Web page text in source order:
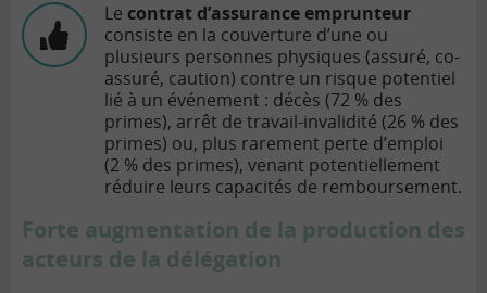
Le contrat d’assurance emprunteur
consiste en la couverture d’une ou
plusieurs personnes physiques (assuré, co-
assuré, caution) contre un risque potentiel
lié à un événement : décès (72 % des
primes), arrêt de travail-invalidité (26 % des
primes) ou, plus rarement perte d’emploi
(2 % des primes), venant potentiellement
réduire leurs capacités de remboursement.
Forte augmentation de la production des
acteurs de la délégation